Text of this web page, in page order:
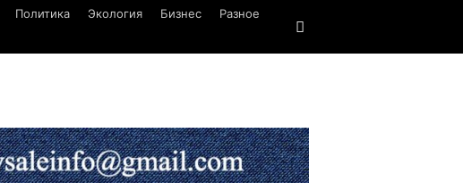
Политика Экология Бизнес
Разное